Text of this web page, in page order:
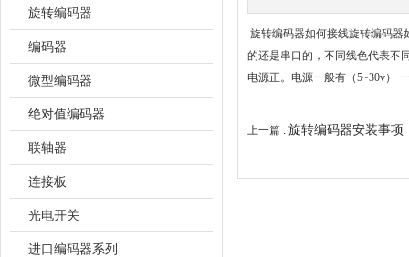
旋转编码器
编码器
微型编码器
绝对值编码器
联轴器
连接板
光电开关
进口编码器系列
旋转编码器如何接线旋转编
的还是串口的，不同线色代表
电源正。电源一般有（5~30v）
上一篇 : 旋转编码器安装事项